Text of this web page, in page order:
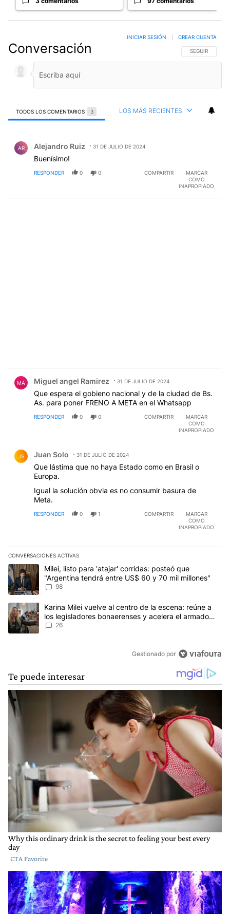
Conversación SIGA ESTA
SEGUIR
INICIAR SESIÓN CREAR CUENTA
TODOS LOS COMENTARIOS 3 LOS MÁS RECIENTES
AR Alejandro Ruiz 31 DE JULIO DE 2024
Buenísimo!
RESPONDER 0 0 COMPARTIR
MARCAR
COMO
INAPROPIADO
MA Miguel angel Ramirez 31 DE JULIO DE 2024
Que espera el gobieno nacional y de la ciudad de Bs.
As. para poner FRENO A META en el Whatsapp
RESPONDER 0 0 COMPARTIR
MARCAR
COMO
INAPROPIADO
JS Juan Solo 31 DE JULIO DE 2024
Que lástima que no haya Estado como en Brasil o
Europa.
Igual la solución obvia es no consumir basura de
Meta.
RESPONDER 0 1 COMPARTIR
MARCAR
COMO
INAPROPIADO
CONVERSACIONES ACTIVAS
Este listado muestra los artículos con más comentarios en los
Un artículo de tendencia con el título "Milei, listo para 'atajar'
Milei, listo para 'atajar' corridas: posteó que
"Argentina tendrá entre US$ 60 y 70 mil millones"
98
Un artículo de tendencia con el título "Karina Milei vuelve al
Karina Milei vuelve al centro de la escena: reúne a
los legisladores bonaerenses y acelera el armado
para 2027
26
Gestionado por